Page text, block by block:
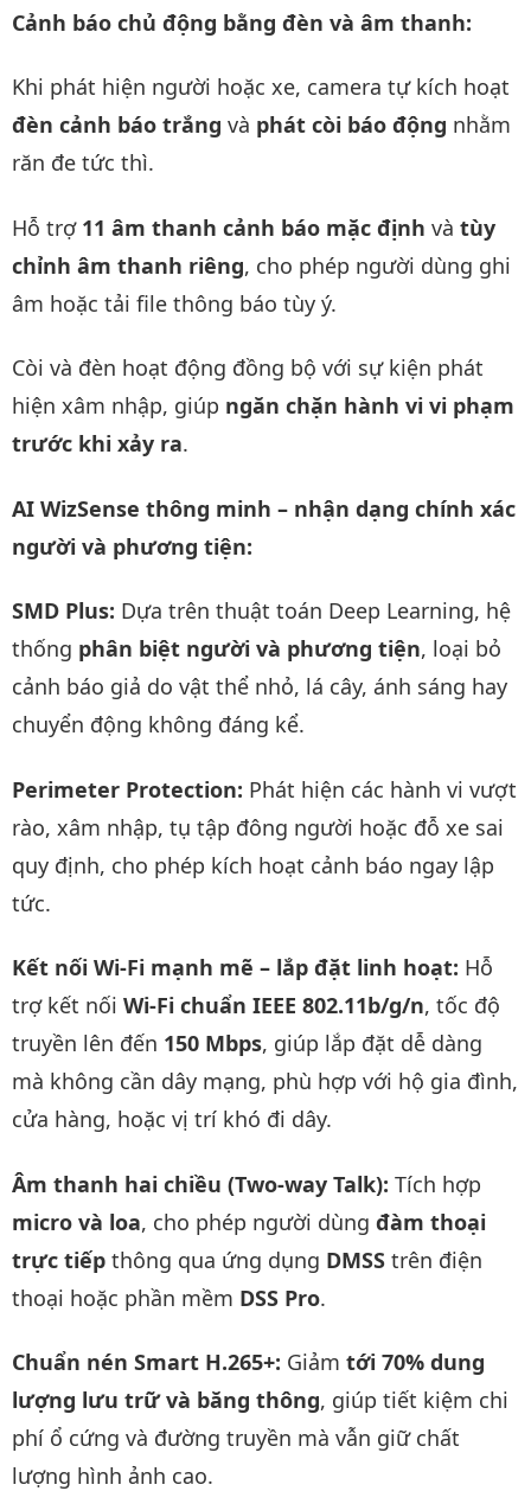
Cảnh báo chủ động bằng đèn và âm thanh:
Khi phát hiện người hoặc xe, camera tự kích hoạt
đèn cảnh báo trắng và phát còi báo động nhằm
răn đe tức thì.
Hỗ trợ 11 âm thanh cảnh báo mặc định và tùy
chỉnh âm thanh riêng, cho phép người dùng ghi
âm hoặc tải file thông báo tùy ý.
Còi và đèn hoạt động đồng bộ với sự kiện phát
hiện xâm nhập, giúp ngăn chặn hành vi vi phạm
trước khi xảy ra.
AI WizSense thông minh – nhận dạng chính xác
người và phương tiện:
SMD Plus: Dựa trên thuật toán Deep Learning, hệ
thống phân biệt người và phương tiện, loại bỏ
cảnh báo giả do vật thể nhỏ, lá cây, ánh sáng hay
chuyển động không đáng kể.
Perimeter Protection: Phát hiện các hành vi vượt
rào, xâm nhập, tụ tập đông người hoặc đỗ xe sai
quy định, cho phép kích hoạt cảnh báo ngay lập
tức.
Kết nối Wi-Fi mạnh mẽ – lắp đặt linh hoạt: Hỗ
trợ kết nối Wi-Fi chuẩn IEEE 802.11b/g/n, tốc độ
truyền lên đến 150 Mbps, giúp lắp đặt dễ dàng
mà không cần dây mạng, phù hợp với hộ gia đình,
cửa hàng, hoặc vị trí khó đi dây.
Âm thanh hai chiều (Two-way Talk): Tích hợp
micro và loa, cho phép người dùng đàm thoại
trực tiếp thông qua ứng dụng DMSS trên điện
thoại hoặc phần mềm DSS Pro.
Chuẩn nén Smart H.265+: Giảm tới 70% dung
lượng lưu trữ và băng thông, giúp tiết kiệm chi
phí ổ cứng và đường truyền mà vẫn giữ chất
lượng hình ảnh cao.